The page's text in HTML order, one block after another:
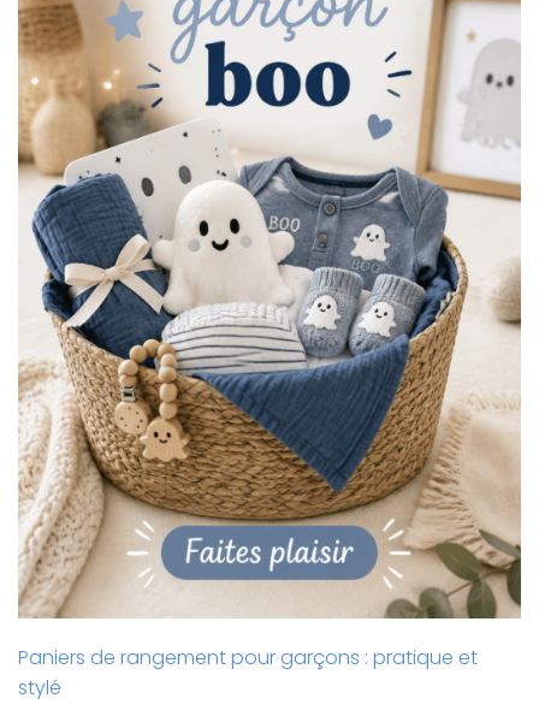
Paniers de rangement pour garçons : pratique et
stylé